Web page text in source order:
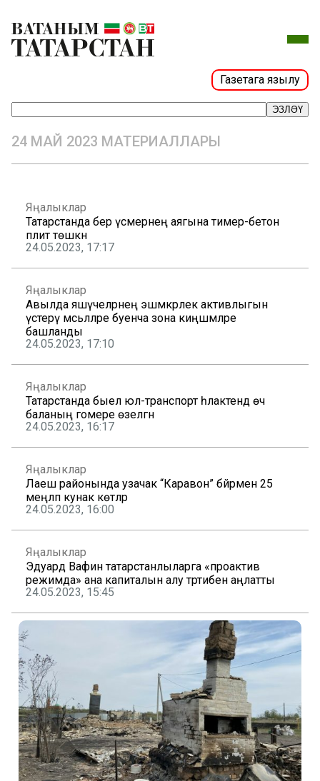
Газетага язылу
ЭЗЛӘҮ
24 МАЙ 2023 МАТЕРИАЛЛАРЫ
Яңалыклар
Татарстанда бер үсмернең аягына тимер-бетон
плитә төшкән
24.05.2023, 17:17
Яңалыклар
Авылда яшәүчеләрнең эшмәкәрлек активлыгын
үстерү мәсьәләләре буенча зона киңәшмәләре
башланды
24.05.2023, 17:10
Яңалыклар
Татарстанда быел юл-транспорт һәлакәтендә өч
баланың гомере өзелгән
24.05.2023, 16:17
Яңалыклар
Лаеш районында узачак “Каравон” бәйрәменә 25
меңләп кунак көтәләр
24.05.2023, 16:00
Яңалыклар
Эдуард Вафин татарстанлыларга «проактив
режимда» ана капиталын алу тәртибен аңлатты
24.05.2023, 15:45